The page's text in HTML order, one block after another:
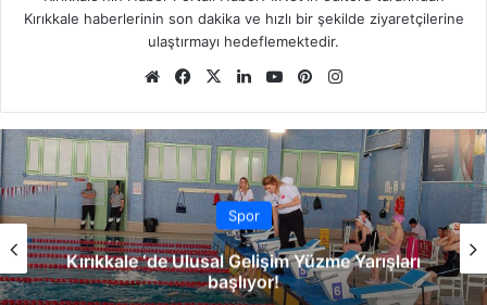
Kırıkkale haberlerinin son dakika ve hızlı bir şekilde ziyaretçilerine
ulaştırmayı hedeflemektedir.
We
sit
esi
Fa
bo
ok
X
Lin
dIn
Yo
ub
e
Pin
est ra
m
Spor
Kırıkkale FK ,Yusuf Mert Tunç’u renklerine
bağladı